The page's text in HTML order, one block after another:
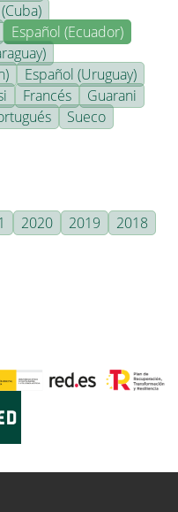
Español (Ecuador)
Español (Uruguay)
Francés
Guarani
Sueco
2020 2019
2018